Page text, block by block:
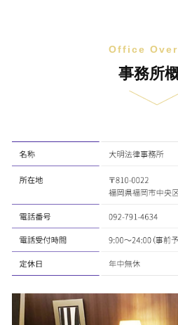
Office
事務所